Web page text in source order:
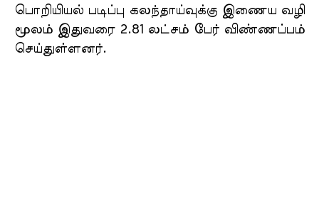
பொறியியல் படிப்பு கலந்தாய்வுக்கு இணைய வழி
மூலம் இதுவரை 2.81 லட்சம் பேர் விண்ணப்பம்
செய்துள்ளனர்.